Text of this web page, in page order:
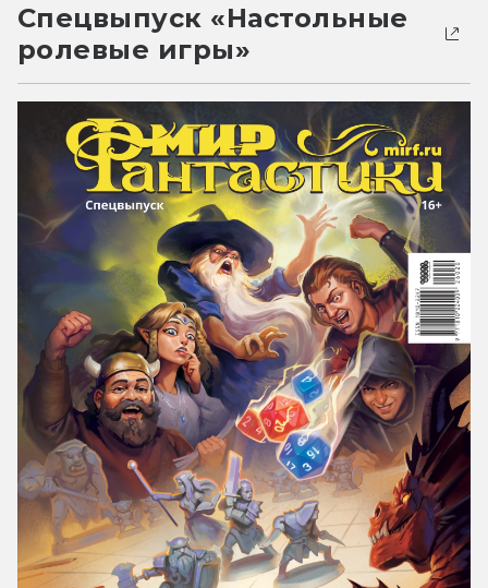
Спецвыпуск «Настольные
ролевые игры»